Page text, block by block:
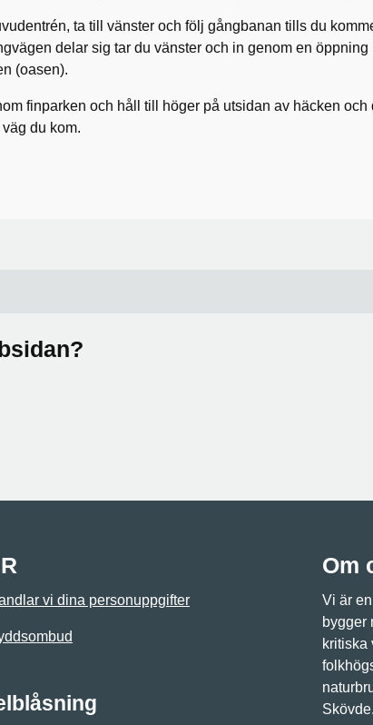
ta till vänster och följ gångbanan tills du
delar sig tar du vänster och in genom en öppning
(oasen).
finparken och håll till höger på utsidan av häcken och
du kom.
vi dina personuppgifter
Om
Vi är
bygger
kritiska
Skövde.